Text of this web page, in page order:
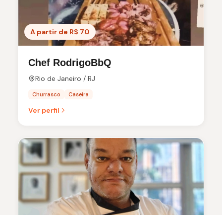
A partir de R$ 70
Chef RodrigoBbQ
Rio de Janeiro / RJ
Churrasco Caseira
Ver perfil